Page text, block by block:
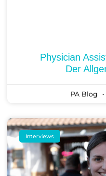
Physician
Der
PA Blog
Interviews